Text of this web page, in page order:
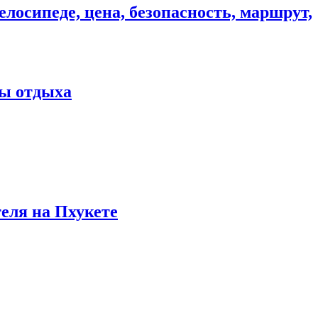
цена, безопасность, маршрут,
отдыха
на Пхукете